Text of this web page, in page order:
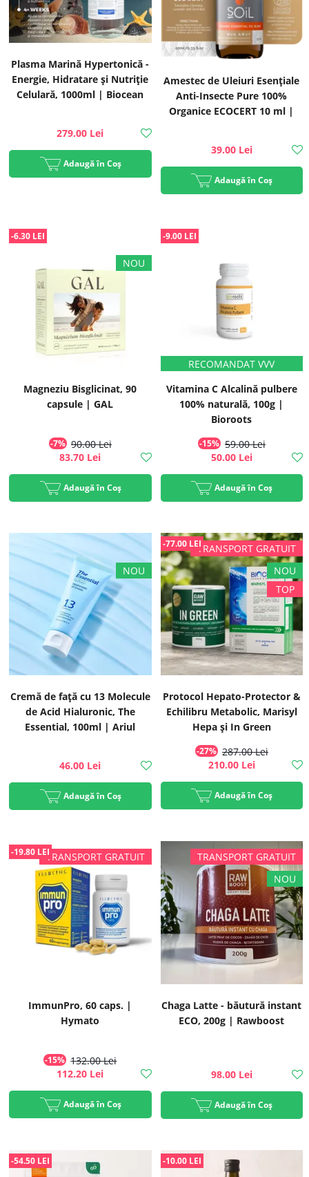
Plasma Marină Hypertonică -
Energie, Hidratare și Nutriție
Celulară, 1000ml | Biocean
279.00 Lei
Adaugă în Coș
Amestec de Uleiuri Esențiale
Anti-Insecte Pure 100%
Organice ECOCERT 10 ml |
39.00 Lei
Adaugă în Coș
Magneziu Bisglicinat, 90
capsule | GAL
-7% 90.00 Lei
-6.30 LEI
83.70 Lei
Adaugă în Coș
Vitamina C Alcalină pulbere
100% naturală, 100g |
Bioroots
-15% 59.00 Lei
-9.00 LEI
50.00 Lei
Adaugă în Coș
Cremă de față cu 13 Molecule
de Acid Hialuronic, The
Essential, 100ml | Ariul
46.00 Lei
Adaugă în Coș
Protocol Hepato-Protector &
Echilibru Metabolic, Marisyl
Hepa și In Green
-27% 287.00 Lei
-77.00 LEI
210.00 Lei
Adaugă în Coș
ImmunPro, 60 caps. |
Hymato
-15% 132.00 Lei
-19.80 LEI
112.20 Lei
Adaugă în Coș
Chaga Latte - băutură instant
ECO, 200g | Rawboost
98.00 Lei
Adaugă în Coș
-54.50 LEI -10.00 LEI